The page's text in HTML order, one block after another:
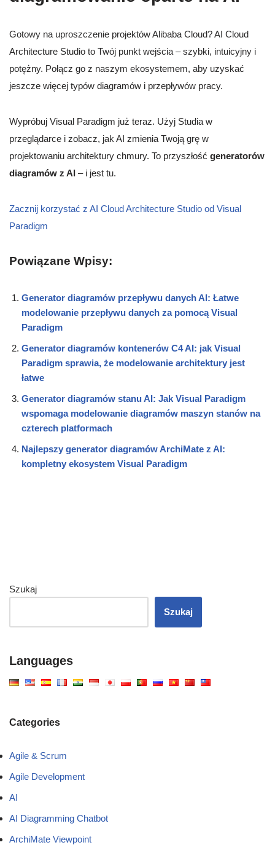
Gotowy na uproszczenie projektów Alibaba Cloud? AI Cloud
Architecture Studio to Twój punkt wejścia – szybki, intuicyjny i
potężny. Połącz go z naszym ekosystemem, aby uzyskać
jeszcze więcej typów diagramów i przepływów pracy.
Wypróbuj Visual Paradigm już teraz. Użyj Studia w
przeglądarce i zobacz, jak AI zmienia Twoją grę w
projektowaniu architektury chmury. To przyszłość generatorów
diagramów z AI – i jest tu.
Zacznij korzystać z AI Cloud Architecture Studio od Visual
Paradigm
Powiązane Wpisy:
Generator diagramów przepływu danych AI: Łatwe
modelowanie przepływu danych za pomocą Visual
Paradigm
Generator diagramów kontenerów C4 AI: jak Visual
Paradigm sprawia, że modelowanie architektury jest
łatwe
Generator diagramów stanu AI: Jak Visual Paradigm
wspomaga modelowanie diagramów maszyn stanów na
czterech platformach
Najlepszy generator diagramów ArchiMate z AI:
kompletny ekosystem Visual Paradigm
Szukaj
Szukaj
Languages
Categories
Agile & Scrum
Agile Development
AI
AI Diagramming Chatbot
ArchiMate Viewpoint